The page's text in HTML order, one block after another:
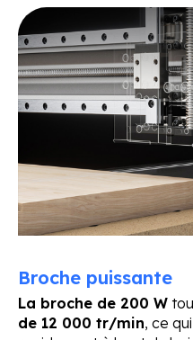
Broche puissante
La broche de 200 W
de 12 000 tr/min, ce